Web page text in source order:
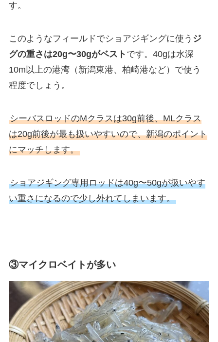
す。
このようなフィールドでショアジギングに使う ジ
グの重さは20g〜30gがベスト です。40gは水深
10m以上の港湾（新潟東港、柏崎港など）で使う
程度でしょう。
シーバスロッドのMクラスは30g前後、MLクラス
は20g前後が最も扱いやすいので、新潟のポイント
にマッチします。
ショアジギング専用ロッドは40g〜50gが扱いやす
い重さになるので少し外れてしまいます。
③マイクロベイトが多い